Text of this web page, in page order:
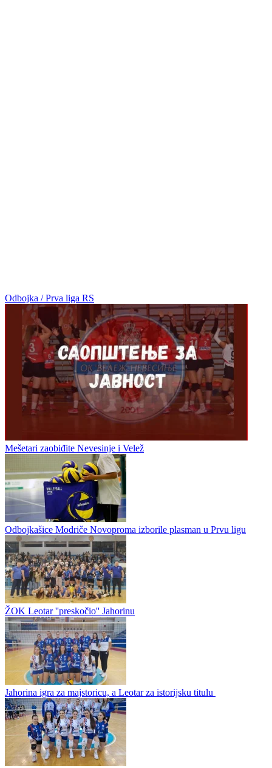
Odbojka / Prva liga RS
Mešetari zaobiđite Nevesinje i Velež
Odbojkašice Modriče Novoproma izborile plasman u Prvu ligu